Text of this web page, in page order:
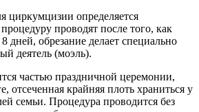
циркумцизии определяется
проводят после того, как
дней, обрезание делает специально
деятель (моэль).
частью праздничной церемонии,
отсеченная крайняя плоть храниться у
семьи. Процедура проводится без